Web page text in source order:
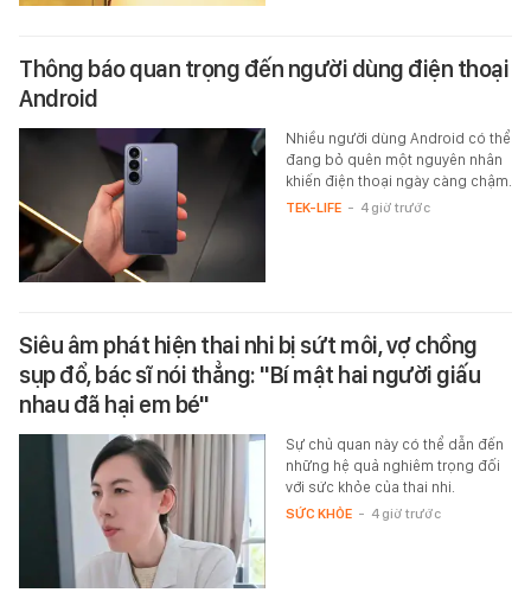
Thông báo quan trọng đến người dùng điện thoại
Android
Nhiều người dùng Android có thể
đang bỏ quên một nguyên nhân
khiến điện thoại ngày càng chậm.
TEK-LIFE - 4 giờ trước
Siêu âm phát hiện thai nhi bị sứt môi, vợ chồng
sụp đổ, bác sĩ nói thẳng: "Bí mật hai người giấu
nhau đã hại em bé"
Sự chủ quan này có thể dẫn đến
những hệ quả nghiêm trọng đối
với sức khỏe của thai nhi.
SỨC KHỎE - 4 giờ trước